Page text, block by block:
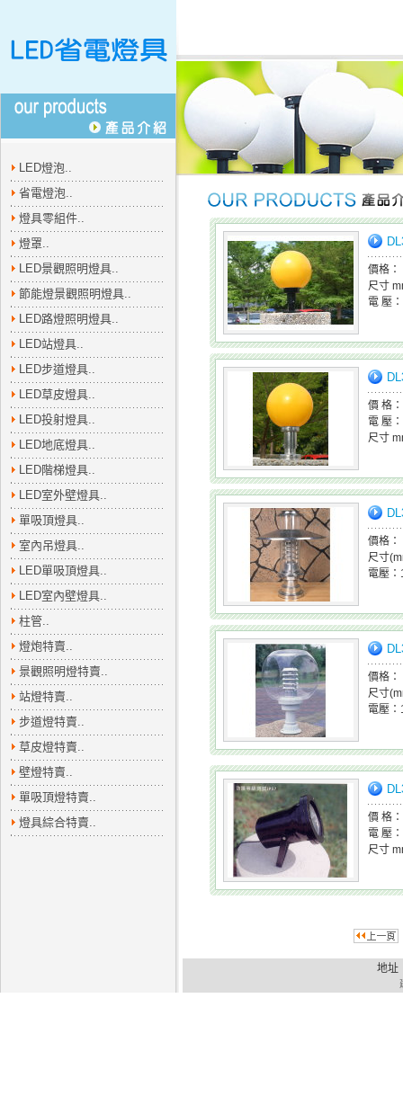
LED燈泡..
省電燈泡..
燈具零組件..
燈罩..
LED景觀照明燈具..
節能燈景觀照明燈具..
LED路燈照明燈具..
LED站燈具..
LED步道燈具..
LED草皮燈具..
LED投射燈具..
LED地底燈具..
LED階梯燈具..
LED室外壁燈具..
單吸頂燈具..
室內吊燈具..
LED單吸頂燈具..
LED室內壁燈具..
柱管..
燈炮特賣..
景觀照明燈特賣..
站燈特賣..
步道燈特賣..
草皮燈特賣..
壁燈特賣..
單吸頂燈特賣..
燈具綜合特賣..
價格：
尺寸
電 壓
價 格：
電 壓
尺寸
價格：
尺寸
電壓
價格：
尺寸
電壓
價 格：
電 壓
尺寸
地址